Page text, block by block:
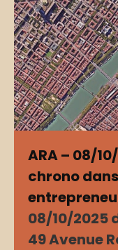
ARA – 08/
chrono
08/10/2025
49 Avenue